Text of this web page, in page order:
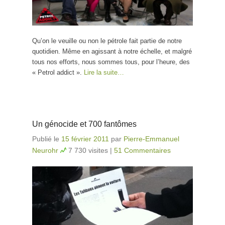
Qu’on le veuille ou non le pétrole fait partie de notre
quotidien. Même en agissant à notre échelle, et malgré
tous nos efforts, nous sommes tous, pour l’heure, des
« Petrol addict ». Lire la suite…
Un génocide et 700 fantômes
Publié le 15 février 2011 par Pierre-Emmanuel
Neurohr
7 730 visites | 51 Commentaires